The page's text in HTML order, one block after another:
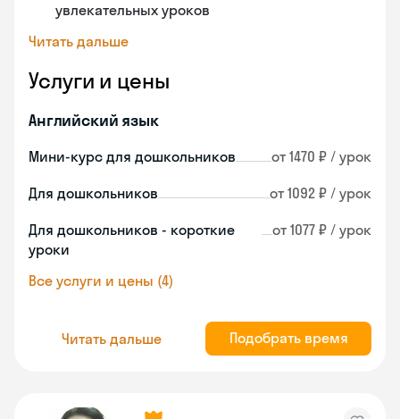
увлекательных уроков
Читать дальше
Услуги и цены
Английский язык
Мини-курс для дошкольников от 1470 ₽ / урок
Для дошкольников от 1092 ₽ / урок
Для дошкольников - короткие
уроки
от 1077 ₽ / урок
Все услуги и цены (4)
Читать дальше Подобрать время